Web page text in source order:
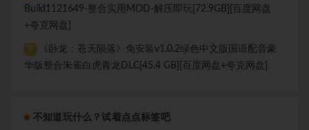
Build1121649-整合实用MOD-解压即玩[72.9GB][百度网盘
+夸克网盘]
8
《卧龙：苍天陨落》免安装v1.0.2绿色中文版国语配音豪
华版整合朱雀白虎青龙DLC[45.4 GB][百度网盘+夸克网盘]
不知道玩什么？试着点点标签吧